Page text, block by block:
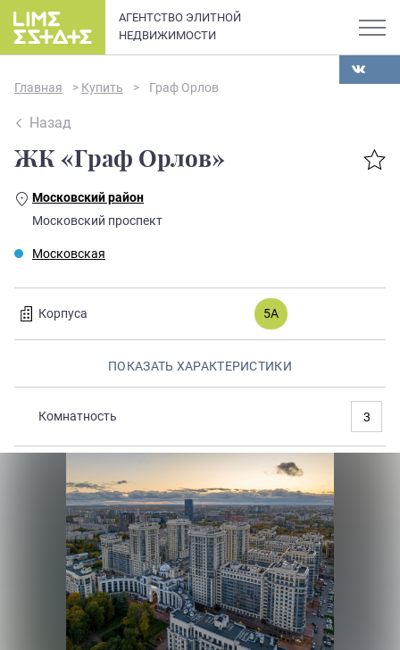
АГЕНТСТВО ЭЛИТНОЙ
НЕДВИЖИМОСТИ
О компании
Отзывы
Элитная недвижимость в
квартир и апартаментов
премиум-класса
Главная > Купить > Граф Орлов
Назад
ЖК «Граф Орлов»
Московский район
Московский проспект
Московская
Корпуса 5А
ПОКАЗАТЬ ХАРАКТЕРИСТИКИ
Комнатность 3